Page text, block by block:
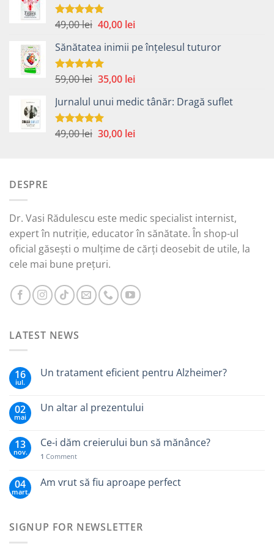
Evaluat la
49,00lei Prețul
a
fost:
49,00 lei.
40,00 leiPrețul
este:
Sănătatea inimii pe înțelesul tuturor
Evaluat la
59,00lei Prețul
a
fost:
59,00 lei.
35,00 leiPrețul
este:
Jurnalul unui medic tânăr: Dragă suflet
Evaluat la
49,00lei Prețul
30,00 leiPrețul
DESPRE
Dr. Vasi Rădulescu este medic specialist internist,
expert în nutriție, educator în sănătate. În shop-ul
oficial găsești o mulțime de cărți deosebit de utile, la
cele mai bune prețuri.
LATEST NEWS
16
iul.
Un tratament eficient pentru Alzheimer?
02
mai
Un altar al prezentului
13
nov.
Ce-i dăm creierului bun să mănânce?
1 Comment
04
mart.
Am vrut să fiu aproape perfect
SIGNUP FOR NEWSLETTER